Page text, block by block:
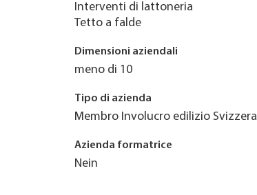
Interventi di lattoneria
Tetto a falde
Dimensioni aziendali
meno di 10
Tipo di azienda
Membro Involucro edilizio Svizzera
Azienda formatrice
Nein